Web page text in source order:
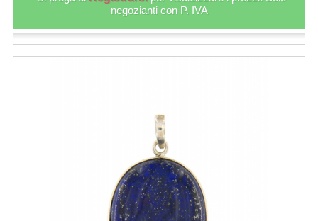
negozianti con P. IVA